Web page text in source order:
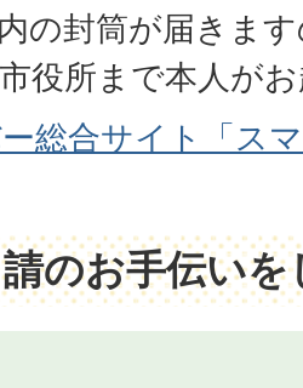
の封筒が届きま
役所まで本人が
総合サイト「ス
のお手伝い